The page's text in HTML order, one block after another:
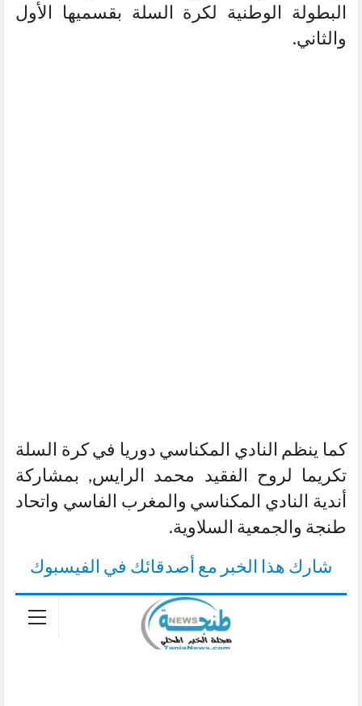
البطولة الوطنية لكرة السلة بقسميها الأول
والثاني.
كما ينظم النادي المكناسي دوريا في كرة السلة
تكريما لروح الفقيد محمد الرايس, بمشاركة
أندية النادي المكناسي والمغرب الفاسي واتحاد
طنجة والجمعية السلاوية.
شارك هذا الخبر مع أصدقائك في الفيسبوك